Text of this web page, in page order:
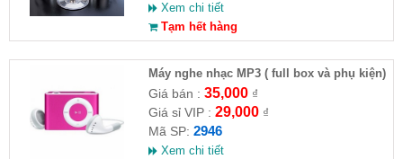
Xem chi tiết
Tạm hết hàng
Máy nghe nhạc MP3 ( full box và phụ kiện)
Giá bán : 35,000₫
Giá sỉ VIP : 29,000₫
Mã SP: 2946
Xem chi tiết